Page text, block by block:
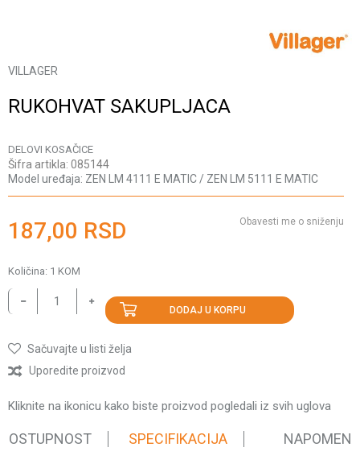
VILLAGER
RUKOHVAT SAKUPLJACA
DELOVI KOSAČICE
Šifra artikla: 085144
Model uređaja: ZEN LM 4111 E MATIC / ZEN LM 5111 E MATIC
187,00 RSD Obavesti me o sniženju
Količina: 1 KOM
DODAJ U KORPU
Sačuvajte u listi želja
Uporedite proizvod
Kliknite na ikonicu kako biste proizvod pogledali iz svih uglova
SPECIFIKACIJA NAPOMENA